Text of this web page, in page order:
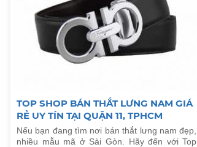
TOP SHOP BÁN THẮT LƯNG NAM GIÁ
RẺ UY TÍN TẠI QUẬN 11, TPHCM
Nếu bạn đang tìm nơi bán thắt lưng nam đẹp,
nhiều mẫu mã ở Sài Gòn. Hãy đến với Top